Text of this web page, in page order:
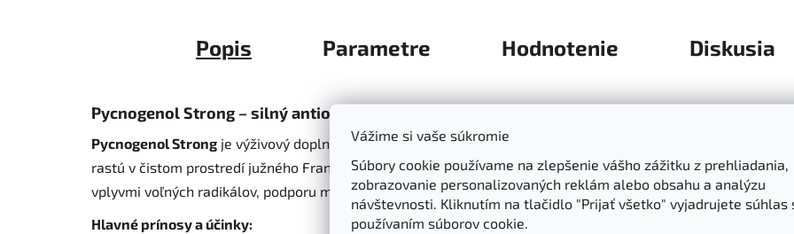
Vážime si vaše súkromie
Súbory cookie používame na zlepšenie vášho zážitku z prehliadania,
zobrazovanie personalizovaných reklám alebo obsahu a analýzu
návštevnosti. Kliknutím na tlačidlo "Prijať všetko" vyjadrujete súhlas
používaním súborov cookie.
Popis Parametre Hodnotenie Diskusia
Pycnogenol Strong – silný antioxidant z kôry pobrežnej borovice
Pycnogenol Strong je výživový doplnok obsahujúci patentovaný extrakt
rastú v čistom prostredí južného Francúzska, čo zaisťuje vysokú kvalitu a čistotu extraktu. Tento doplnok je
vplyvmi voľných radikálov, podporu mikrocirkulácie krvi a zdravie cievnej sústavy.
Hlavné prínosy a účinky: